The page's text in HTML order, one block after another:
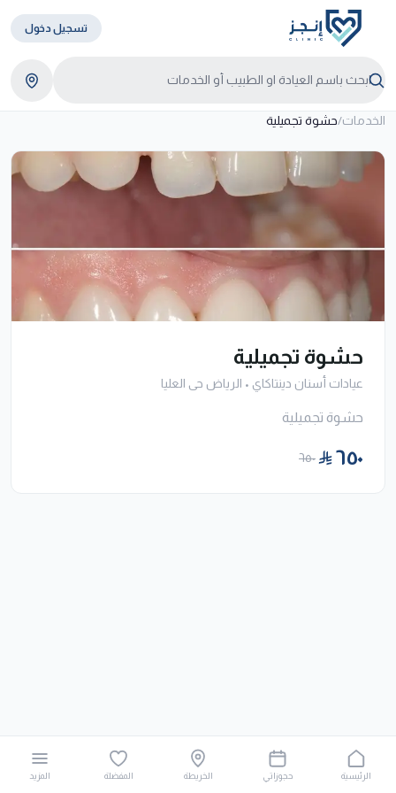
تسجيل دخول
الخدمات/حشوة تجميلية
حشوة تجميلية
عيادات أسنان دينتاكاي • الرياض حى العليا
حشوة تجميلية
٦٥٠ ٦٥٠
الرئيسية حجوزاتي الخريطة المفضلة المزيد